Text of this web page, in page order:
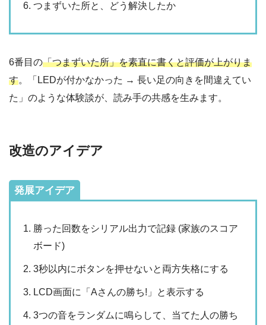
つまずいた所と、どう解決したか
6番目の「つまずいた所」を素直に書くと評価が上がりま
す。「LEDが付かなかった → 長い足の向きを間違えてい
た」のような体験談が、読み手の共感を生みます。
改造のアイデア
発展アイデア
勝った回数をシリアル出力で記録 (家族のスコア
ボード)
3秒以内にボタンを押せないと両方失格にする
LCD画面に「Aさんの勝ち!」と表示する
3つの音をランダムに鳴らして、当てた人の勝ち